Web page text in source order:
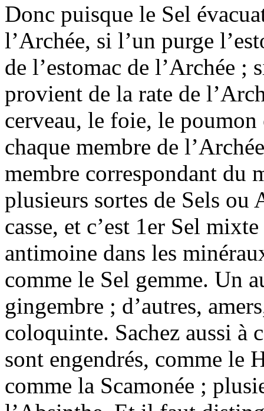
Donc puisque le Sel
l’Archée, si l’un purge
de l’estomac de l’Archée ;
provient de la rate de
cerveau, le foie, le poumon
chaque membre de
membre correspondant du
plusieurs sortes de Sels
casse, et c’est 1er Sel
antimoine dans les
comme le Sel gemme. Un
gingembre ; d’autres,
coloquinte. Sachez aussi à
sont engendrés, comme
comme la Scamonée ;